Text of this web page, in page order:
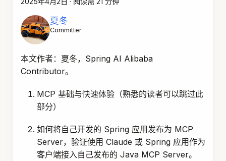
夏冬
Committer
本文作者：夏冬，Spring AI Alibaba
Contributor。
MCP 基础与快速体验（熟悉的读者可以跳过此
部分）
如何将自己开发的 Spring 应用发布为 MCP
Server，验证使用 Claude 或 Spring 应用作为
客户端接入自己发布的 Java MCP Server。